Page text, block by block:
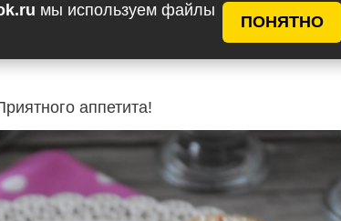
мы используем файлы
ПОНЯТНО
аппетита!